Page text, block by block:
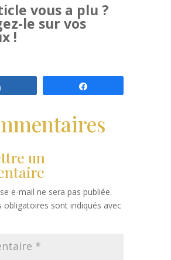
vous a plu ?
le sur vos
!
un
e-mail ne sera pas publiée.
obligatoires sont indiqués avec